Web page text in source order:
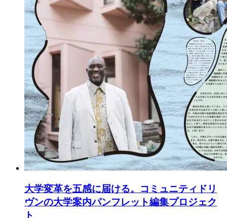
大学変革を五感に届ける。コミュニティドリ
ヴンの大学案内パンフレット編集プロジェク
ト